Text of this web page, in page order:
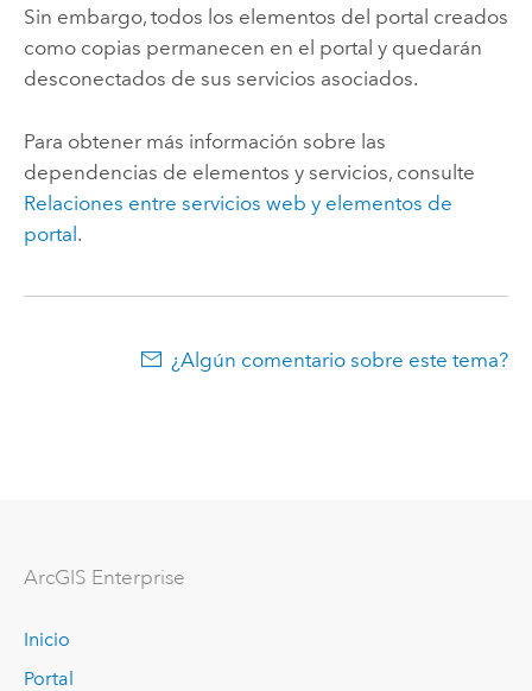
Sin embargo, todos los elementos del portal creados
como copias permanecen en el portal y quedarán
desconectados de sus servicios asociados.
Para obtener más información sobre las
dependencias de elementos y servicios, consulte
Relaciones entre servicios web y elementos de
portal.
¿Algún comentario sobre este tema?
ArcGIS Enterprise
Inicio
Portal